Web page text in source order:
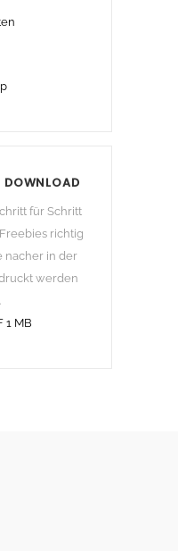
DOWNLOAD
für Schritt
richtig
nacher in der
werden
1 MB